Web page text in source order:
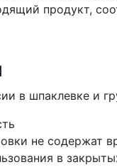
продукт,
в шпаклевке и
не содержат
в